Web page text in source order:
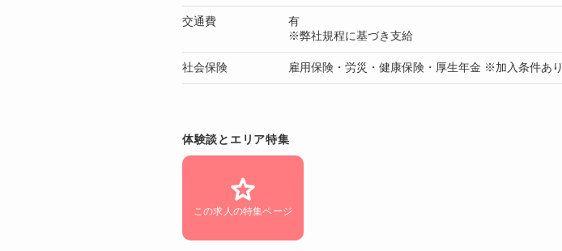
交通費
有
※弊社規程に基づき支給
社会保険 雇用保険・労災・健康保険・厚生年金 ※加入条件あり
体験談とエリア特集
この求人の特集ページ